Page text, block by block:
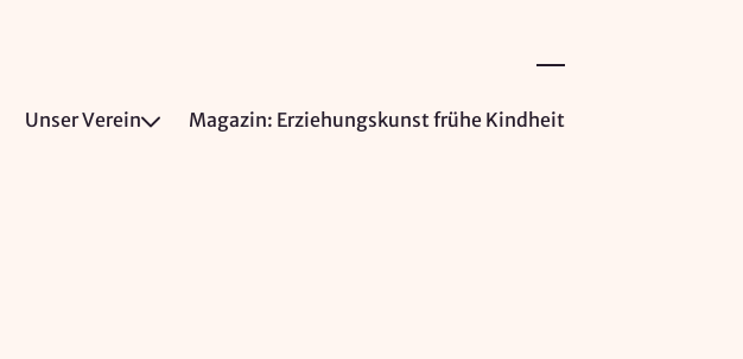
Unser Verein Magazin: Erziehungskunst frühe Kindheit